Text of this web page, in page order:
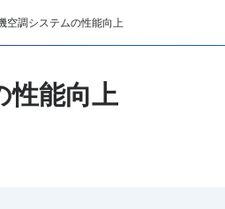
空調システムの性能向上
性能向上